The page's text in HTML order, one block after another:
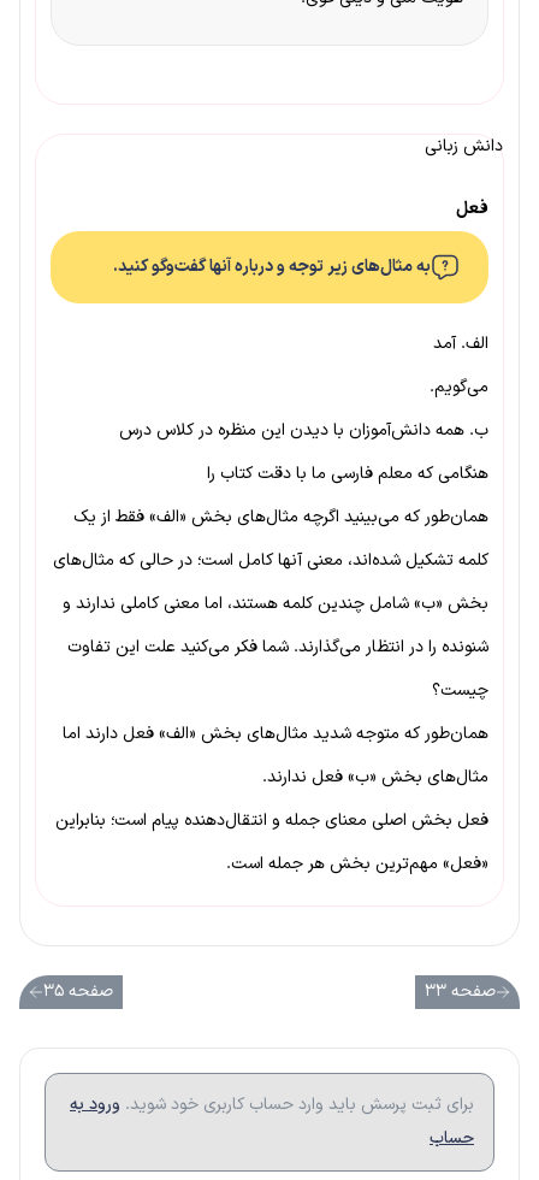
دانش زبانی
فعل
به مثال‌های زیر توجه و درباره آنها گفت‌وگو کنید.
الف. آمد
می‌گویم.
ب. همه دانش‌آموزان با دیدن این منظره در کلاس درس
هنگامی که معلم فارسی ما با دقت کتاب را
همان‌طور که می‌بینید اگرچه مثال‌های بخش «الف» فقط از یک
کلمه تشکیل شده‌اند، معنی آنها کامل است؛ در حالی که مثال‌های
بخش «ب» شامل چندین کلمه هستند، اما معنی کاملی ندارند و
شنونده را در انتظار می‌گذارند. شما فکر می‌کنید علت این تفاوت
چیست؟
همان‌طور که متوجه شدید مثال‌های بخش «الف» فعل دارند اما
مثال‌های بخش «ب» فعل ندارند.
فعل بخش اصلی معنای جمله و انتقال‌دهنده پیام است؛ بنابراین
«فعل» مهم‌ترین بخش هر جمله است.
صفحه ۳۳ صفحه ۳۵
برای ثبت پرسش باید وارد حساب کاربری خود شوید. ورود به
حساب